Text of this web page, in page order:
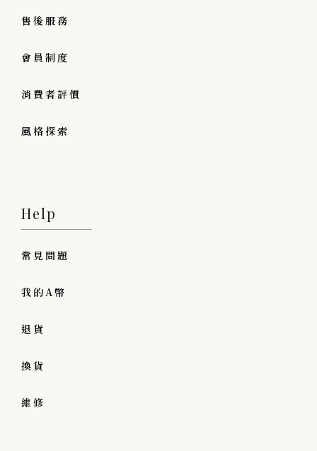
售後服務
會員制度
消費者評價
風格探索
Help
常見問題
我的A幣
退貨
換貨
維修